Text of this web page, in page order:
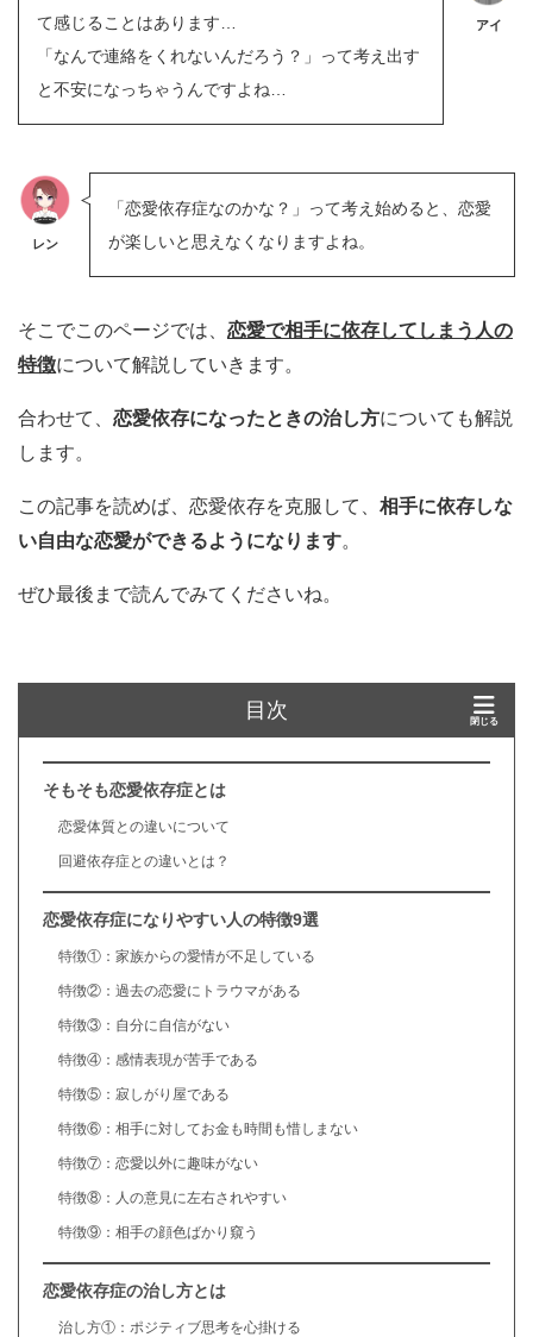
て感じることはあります…
「なんで連絡をくれないんだろう？」って考え出す
と不安になっちゃうんですよね…
アイ
レン
「恋愛依存症なのかな？」って考え始めると、恋愛
が楽しいと思えなくなりますよね。
そこでこのページでは、 恋愛で相手に依存してしまう人の
特徴について解説していきます。
合わせて、 恋愛依存になったときの治し方についても解説
します。
この記事を読めば、恋愛依存を克服して、 相手に依存しな
い自由な恋愛ができるようになります。
ぜひ最後まで読んでみてくださいね。
目次
そもそも恋愛依存症とは
恋愛体質との違いについて
回避依存症との違いとは？
恋愛依存症になりやすい人の特徴9選
特徴①：家族からの愛情が不足している
特徴②：過去の恋愛にトラウマがある
特徴③：自分に自信がない
特徴④：感情表現が苦手である
特徴⑤：寂しがり屋である
特徴⑥：相手に対してお金も時間も惜しまない
特徴⑦：恋愛以外に趣味がない
特徴⑧：人の意見に左右されやすい
特徴⑨：相手の顔色ばかり窺う
恋愛依存症の治し方とは
治し方①：ポジティブ思考を心掛ける